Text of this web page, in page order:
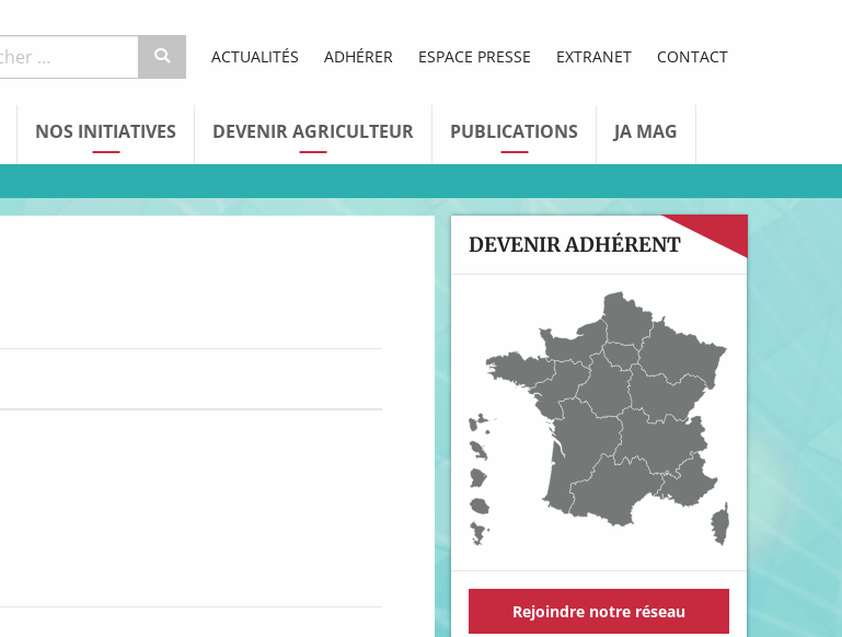
ACTUALITÉS ADHÉRER ESPACE PRESSE EXTRANET CONTACT
NOS INITIATIVES DEVENIR AGRICULTEUR PUBLICATIONS JA MAG
DEVENIR ADHÉRENT
Rejoindre notre réseau